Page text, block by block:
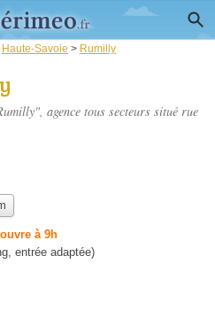
Haute-Savoie > Rumilly
agence tous secteurs situé rue
à 9h
entrée adaptée)